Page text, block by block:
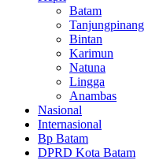
Batam
Tanjungpinang
Bintan
Karimun
Natuna
Lingga
Anambas
Nasional
Internasional
Bp Batam
DPRD Kota Batam